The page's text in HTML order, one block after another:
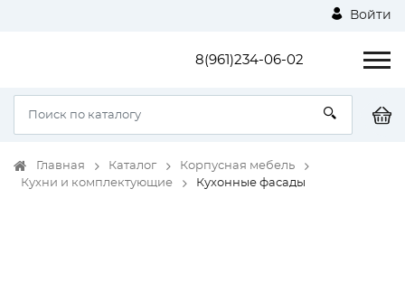
Войти
8(961)234-06-02
Главная Каталог
Корпусная мебель
Кухни и комплектующие
Кухонные фасады